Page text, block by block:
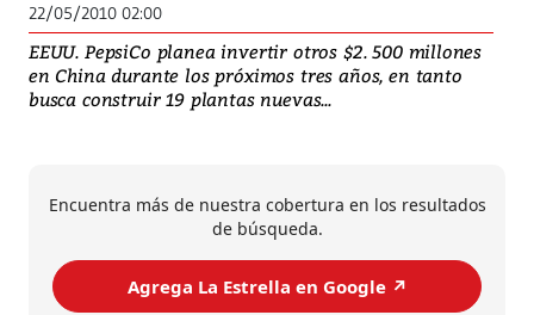
22/05/2010 02:00
EEUU. PepsiCo planea invertir otros $2. 500 millones
en China durante los próximos tres años, en tanto
busca construir 19 plantas nuevas...
Encuentra más de nuestra cobertura en los resultados
de búsqueda.
Agrega La Estrella en Google ↗️